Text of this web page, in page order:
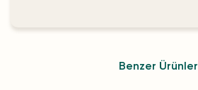
Benzer Ürünler